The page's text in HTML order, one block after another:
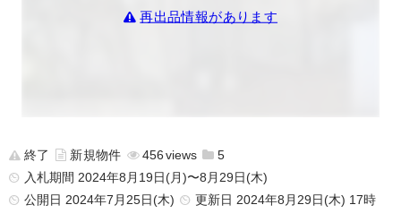
再出品情報があります
終了 新規物件 456
5
入札期間 2024年8月19日(月)〜8月29日(木)
公開日 2024年7月25日(木) 更新日 2024年8月29日(木) 17時